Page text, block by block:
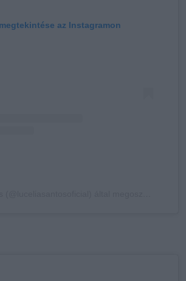
az Instagramon